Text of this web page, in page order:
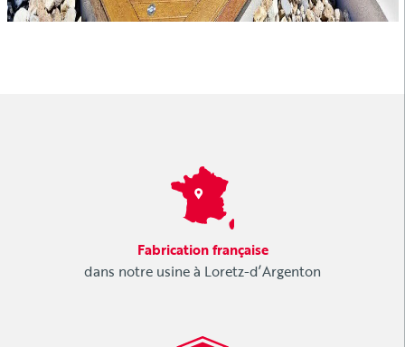
Fabrication française
dans notre usine à Loretz-d’Argenton